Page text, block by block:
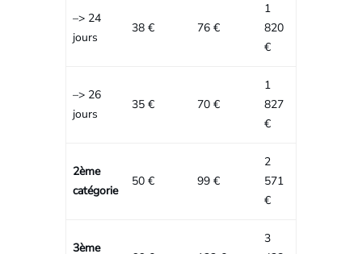
–> 24
jours
38 € 76 €
1
820
€
–> 26
jours
35 € 70 €
1
827
€
2ème
catégorie
50 € 99 €
2
571
€
3ème
3